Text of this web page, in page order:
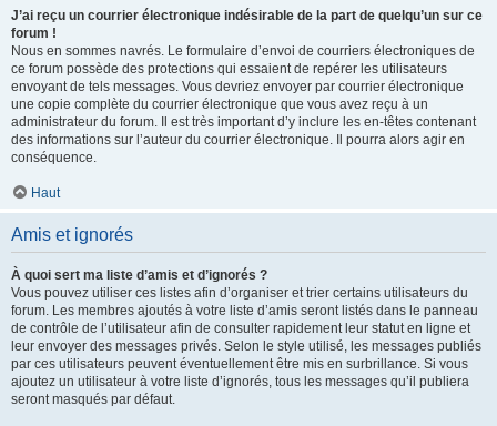
J’ai reçu un courrier électronique indésirable de la part de quelqu’un sur ce
forum !
Nous en sommes navrés. Le formulaire d’envoi de courriers électroniques de
ce forum possède des protections qui essaient de repérer les utilisateurs
envoyant de tels messages. Vous devriez envoyer par courrier électronique
une copie complète du courrier électronique que vous avez reçu à un
administrateur du forum. Il est très important d’y inclure les en-têtes contenant
des informations sur l’auteur du courrier électronique. Il pourra alors agir en
conséquence.
Haut
Amis et ignorés
À quoi sert ma liste d’amis et d’ignorés ?
Vous pouvez utiliser ces listes afin d’organiser et trier certains utilisateurs du
forum. Les membres ajoutés à votre liste d’amis seront listés dans le panneau
de contrôle de l’utilisateur afin de consulter rapidement leur statut en ligne et
leur envoyer des messages privés. Selon le style utilisé, les messages publiés
par ces utilisateurs peuvent éventuellement être mis en surbrillance. Si vous
ajoutez un utilisateur à votre liste d’ignorés, tous les messages qu’il publiera
seront masqués par défaut.